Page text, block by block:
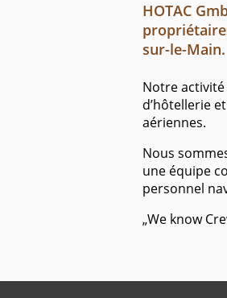
HOTAC
sur-le-Main.
Notre activité
d’hôtellerie
aériennes.
Nous
une équipe
personnel
„We know